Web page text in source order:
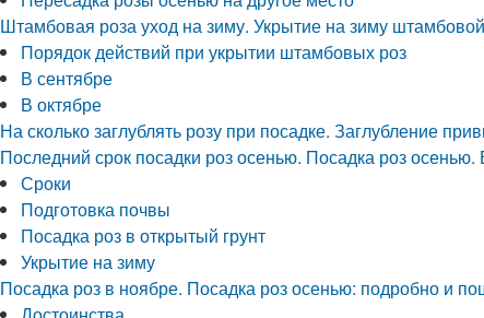
Штамбовая роза уход на зиму. Укрытие на зиму
Порядок действий при укрытии штамбовых роз
В сентябре
В октябре
На сколько заглублять розу при посадке. Заглубление
Последний срок посадки роз осенью. Посадка роз
Сроки
Подготовка почвы
Посадка роз в открытый грунт
Укрытие на зиму
Посадка роз в ноябре. Посадка роз осенью: подробно и